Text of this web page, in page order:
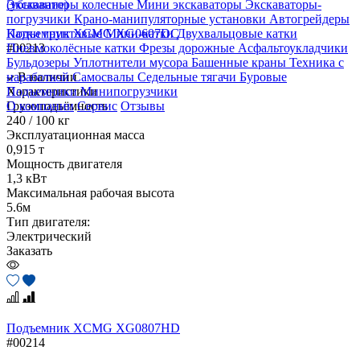
Экскаваторы колесные Мини экскаваторы Экскаваторы-
погрузчики Крано-манипуляторные установки Автогрейдеры
Катки грунтовыеМини-каткиДвухвальцовые катки
Пневмоколёсные катки Фрезы дорожные Асфальтоукладчики
Бульдозеры Уплотнители мусора Башенные краны Техника с
наработкойСамосвалы Седельные тягачи Буровые
ПодъемникиМинипогрузчики
О компании Сервис Отзывы
(убывание)
Подъемник XCMG XG0607DC
#00213
В наличии
Характеристики
Грузоподъёмность
240 / 100 кг
Эксплуатационная масса
0,915 т
Мощность двигателя
1,3 кВт
Максимальная рабочая высота
5.6м
Тип двигателя:
Электрический
Заказать
Подъемник XCMG XG0807HD
#00214